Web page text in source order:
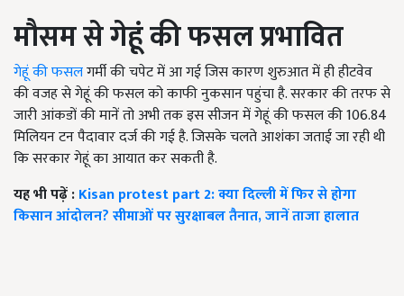
मौसम से गेहूं की फसल प्रभावित
गेहूं की फसलगर्मी की चपेट में आ गई जिस कारण शुरुआत में ही हीटवेव
की वजह से गेहूं की फसल को काफी नुकसान पहुंचा है. सरकार की तरफ से
जारी आंकडों की मानें तो अभी तक इस सीजन में गेहूं की फसल की 106.84
मिलियन टन पैदावार दर्ज की गई है. जिसके चलते आशंका जताई जा रही थी
कि सरकार गेहूं का आयात कर सकती है.
यह भी पढ़ें :Kisan protest part 2: क्या दिल्ली में फिर से होगा
किसान आंदोलन? सीमाओं पर सुरक्षाबल तैनात, जानें ताजा हालात